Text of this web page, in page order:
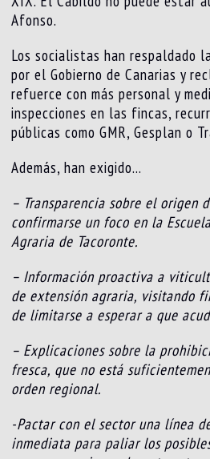
Afonso.
Los socialistas han respaldado
por el Gobierno de Canarias y
refuerce con más personal y
inspecciones en las fincas,
públicas como GMR, Gesplan o
Además, han exigido…
– Transparencia sobre el origen
confirmarse un foco en la
Agraria de Tacoronte.
– Información proactiva a
de extensión agraria, visitando
de limitarse a esperar a que
– Explicaciones sobre la
fresca, que no está
orden regional.
-Pactar con el sector una línea
inmediata para paliar los